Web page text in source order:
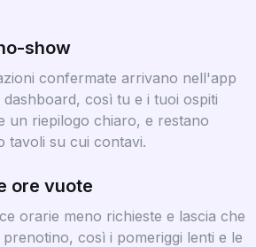
show
confermate arrivano nell'app
così tu e i tuoi ospiti
un riepilogo chiaro, e restano
tavoli su cui contavi.
ore vuote
orarie meno richieste e lascia che
prenotino, così i pomeriggi lenti e le